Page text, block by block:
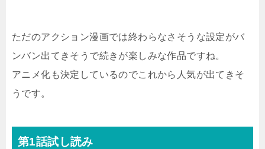
ただのアクション漫画では終わらなさそうな設定がバ
ンバン出てきそうで続きが楽しみな作品ですね。
アニメ化も決定しているのでこれから人気が出てきそ
うです。
第1話試し読み